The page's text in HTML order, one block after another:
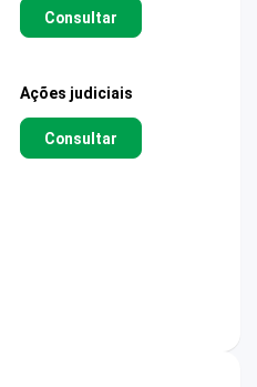
Consultar
Ações judiciais
Consultar